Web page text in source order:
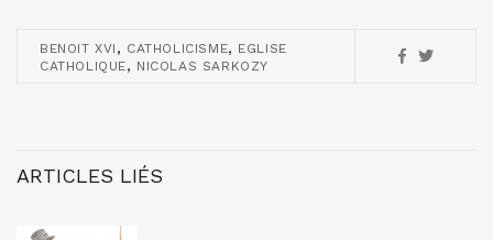
BENOIT XVI , CATHOLICISME, EGLISE
CATHOLIQUE, NICOLAS SARKOZY
ARTICLES LIÉS